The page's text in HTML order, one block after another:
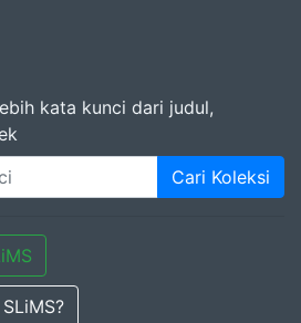
kata kunci dari judul,
Cari Koleksi